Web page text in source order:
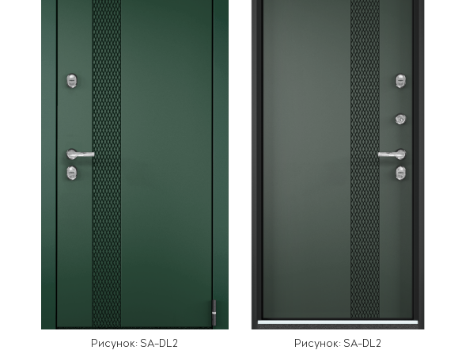
Рисунок: SA-DL2 Рисунок: SA-DL2